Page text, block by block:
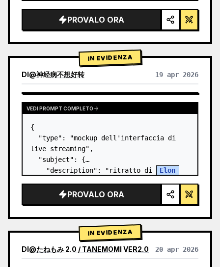
PROVALO ORA
IN EVIDENZA
DI@神经病不想好转 19 apr 2026
VEDI PROMPT COMPLETO
{
  "type": "mockup dell'interfaccia di
live streaming",
  "subject": {
    "description": "ritratto di
Elon
shirt nera con una grafica tecnica
schematica bianca",
PROVALO ORA
IN EVIDENZA
DI@たねもみ 2.0 / TANEMOMI VER2.0 20 apr 2026